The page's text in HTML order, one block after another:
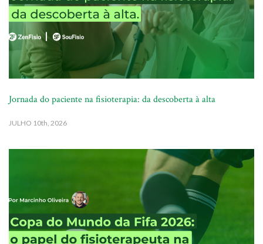
Jornada do paciente na fisioterapia: da descoberta à alta
JULHO 10th, 2026